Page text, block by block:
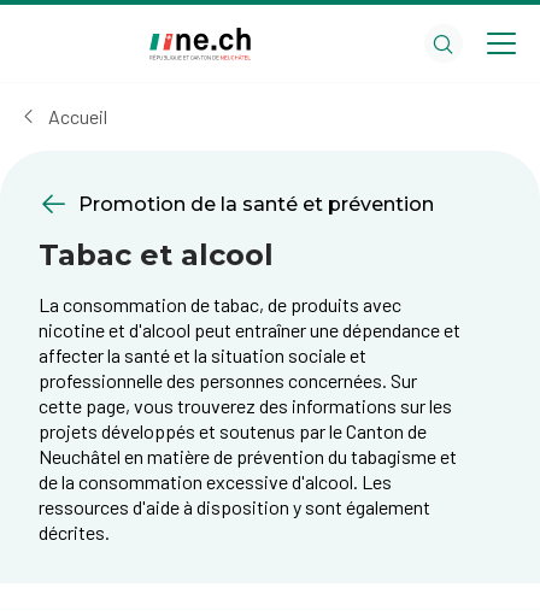
cookies
Accueil
Promotion de la santé et prévention
Tabac et alcool
La consommation de tabac, de produits avec
nicotine et d'alcool peut entraîner une dépendance et
affecter la santé et la situation sociale et
professionnelle des personnes concernées. Sur
cette page, vous trouverez des informations sur les
projets développés et soutenus par le Canton de
Neuchâtel en matière de prévention du tabagisme et
de la consommation excessive d'alcool. Les
ressources d'aide à disposition y sont également
décrites.